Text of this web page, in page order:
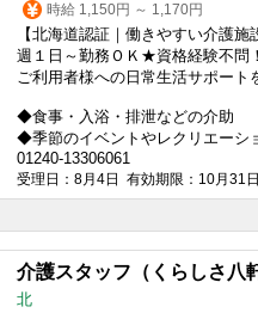
時給 1,150円 ～ 1,170円
【北海道認証｜働きやすい介護施
週１日～勤務ＯＫ★資格経験不問
ご利用者様への日常生活サポート
◆食事・入浴・排泄などの介助
◆季節のイベントやレクリエーシ
01240-13306061
受理日：8月4日 有効期限：10月31日
介護スタッフ（くらしさ八
北